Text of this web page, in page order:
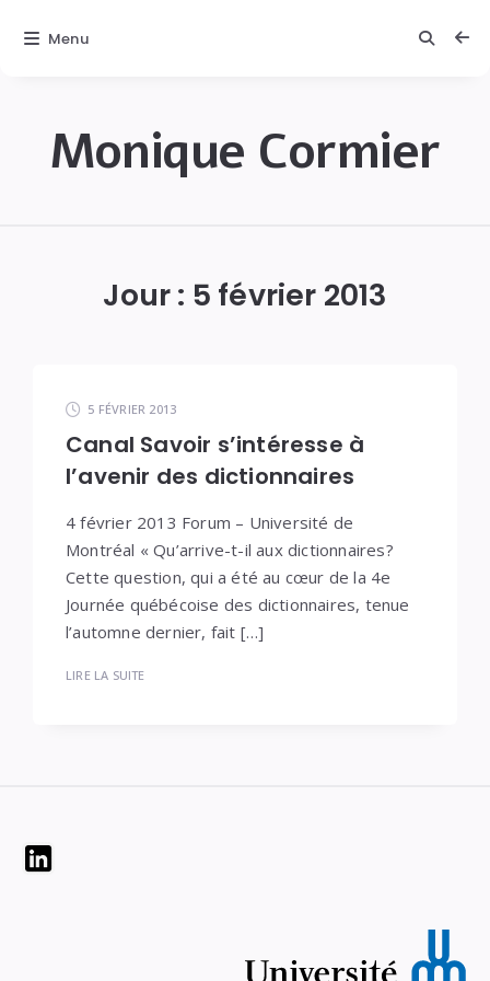
Monique Cormier
Jour : 5 février 2013
5 FÉVRIER 2013
Canal Savoir s’intéresse à
l’avenir des dictionnaires
4 février 2013 Forum – Université de
Montréal « Qu’arrive-t-il aux dictionnaires?
Cette question, qui a été au cœur de la 4e
Journée québécoise des dictionnaires, tenue
l’automne dernier, fait […]
LIRE LA SUITE
Widgets
Menu